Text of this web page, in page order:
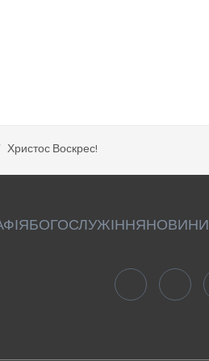
Христос Воскрес!
БОГОСЛУЖІННЯНОВИНИ